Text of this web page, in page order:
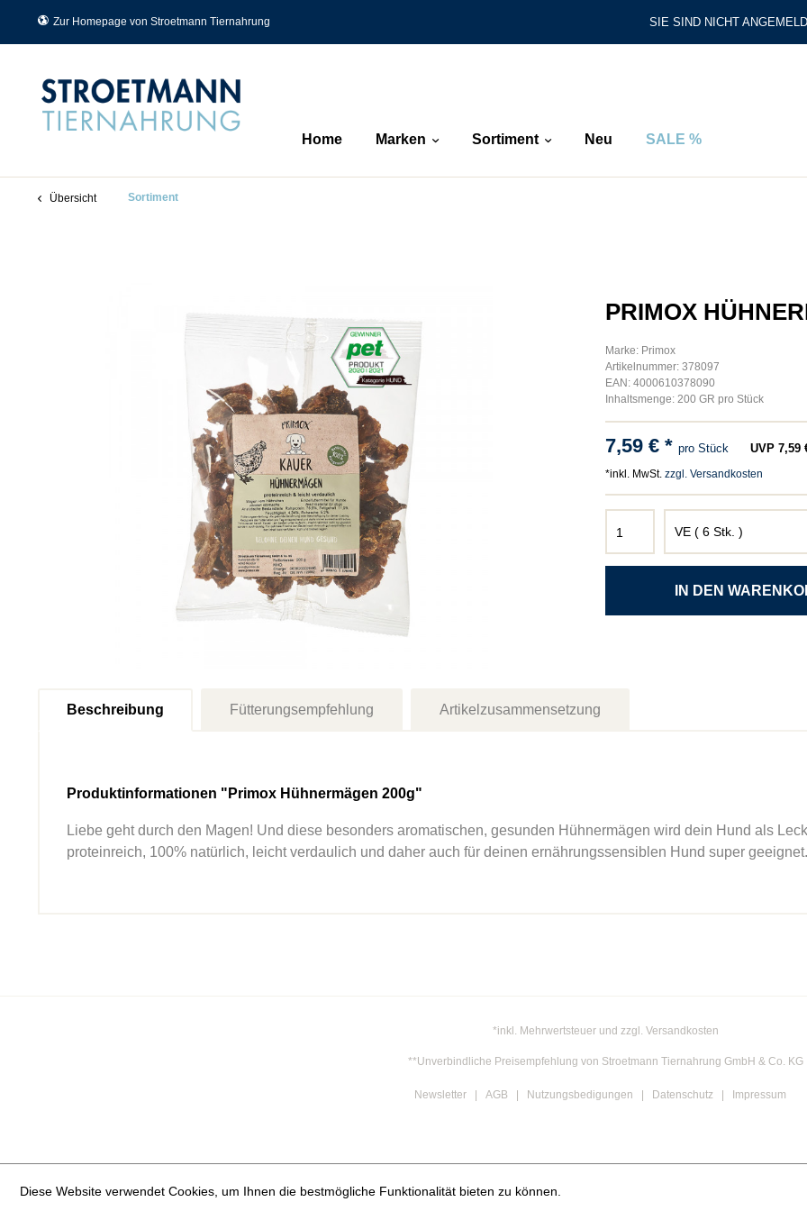
Zur Homepage von Stroetmann Tiernahrung SIE SIND NICHT
Home Marken Sortiment Neu SALE %
Übersicht Sortiment
PRIMOX
Marke: Primox
Artikelnummer: 378097
EAN: 4000610378090
Inhaltsmenge: 200 GR pro Stück
7,59 € * pro Stück UVP 7,59
*inkl. MwSt. zzgl. Versandkosten
Beschreibung Fütterungsempfehlung Artikelzusammensetzung
Produktinformationen "Primox Hühnermägen 200g"
Liebe geht durch den Magen! Und diese besonders aromatischen, gesunden Hühnermägen wird dein Hund als
proteinreich, 100% natürlich, leicht verdaulich und daher auch für deinen ernährungssensiblen Hund super geeignet.
*inkl. Mehrwertsteuer und zzgl. Versandkosten
**Unverbindliche Preisempfehlung von Stroetmann Tiernahrung GmbH & Co. KG
Newsletter AGB Nutzungsbedigungen Datenschutz Impressum
Diese Website verwendet Cookies, um Ihnen die bestmögliche Funktionalität bieten zu können.